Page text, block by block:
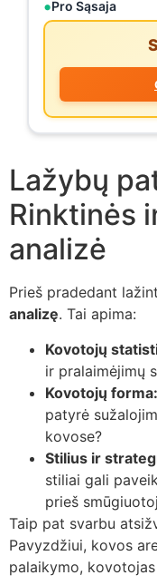
Pro Sąsaja
Lažybų
Rinktinės
analizė
Prieš pradedant
analizę. Tai apima:
Kovotojų
ir pralaimėjimų
Kovotojų forma:
patyrė
kovose?
Stilius ir
stiliai gali
prieš
Taip pat svarbu
Pavyzdžiui, kovos
palaikymo,